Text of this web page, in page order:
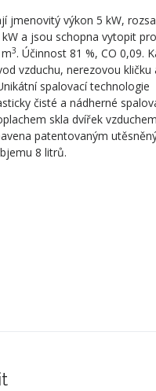
jmenovitý výkon 5 kW,
a jsou schopna vytopit
3. Účinnost 81 %, CO 0,09.
vzduchu, nerezovou kličku
spalovací technologie
čisté a nádherné
skla dvířek
patentovaným
8 litrů.